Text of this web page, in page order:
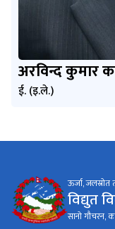
अरविन्द कुमार
ई. (इ.ले.)
ऊर्जा, जलस्रोत
विद्युत
सानो गौचरन,